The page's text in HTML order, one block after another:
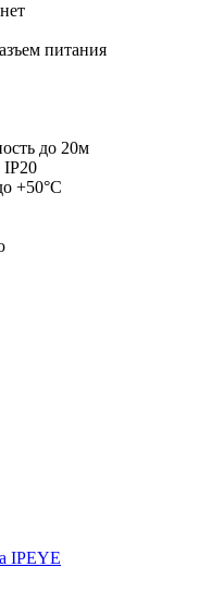
нет
питания
до 20м
IP20
+50°С
IPEYE